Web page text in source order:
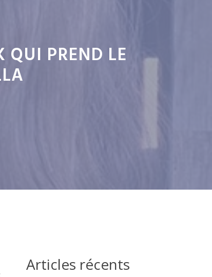
PREND LE
Articles récents